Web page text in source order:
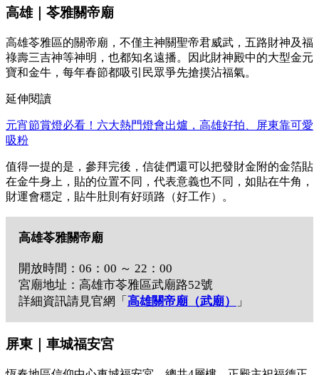
高雄｜苓雅關帝廟
高雄苓雅區的關帝廟，不僅主神關聖帝君威武，五路財神及福
祿壽三吉神等神明，也都知名遠播。因此財神殿中的大型金元
寶和金牛，每年春節都吸引民眾爭先搶摸沾福氣。
延伸閱讀
元宵節賞燈必看！六大熱門燈會出爐，高雄好拍、屏東靠可愛
吸粉
值得一提的是，參拜完後，信徒們還可以把發財金附的金箔貼
在金牛身上，貼的位置不同，代表意義也不同，如貼在牛角，
財運會穩定，貼牛肚則有好頭路（好工作）。
高雄苓雅關帝廟
開放時間：06：00 ～ 22：00
宮廟地址：高雄市苓雅區武廟路52號
詳細資訊請見官網「 高雄關帝廟（武廟） 」
屏東｜車城福安宮